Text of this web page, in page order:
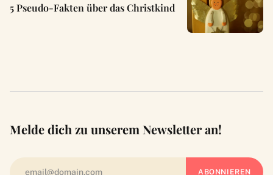
5 Pseudo-Fakten über das Christkind
Melde dich zu unserem Newsletter an!